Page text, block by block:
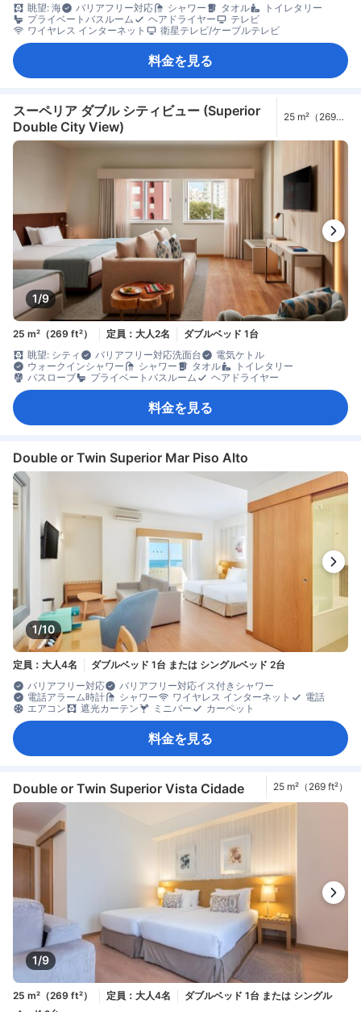
眺望: 海
バリアフリー対応 シャワー タオル
トイレタリー
プライベートバスルーム
ヘアドライヤー
テレビ
ワイヤレス インターネット
衛星テレビ/ケーブルテレビ
料金を見る
スーペリア ダブル シティビュー (Superior
Double City View)
25 m²（269
1/9
25 m²（269 ft²） 定員：大人2名
ダブルベッド 1台
眺望: シティ
バリアフリー対応洗面台
電気ケトル
ウォークインシャワー
シャワー タオル
トイレタリー
バスローブ
プライベートバスルーム ヘアドライヤー
料金を見る
Double or Twin Superior Mar Piso Alto
1/10
定員：大人4名
ダブルベッド 1台 または シングルベッド 2台
バリアフリー対応
バリアフリー対応イス付きシャワー
電話アラーム時計
シャワー ワイヤレス インターネット
電話
エアコン
遮光カーテン ミニバー カーペット
料金を見る
Double or Twin Superior Vista Cidade 25 m²（269 ft²）
1/9
25 m²（269 ft²） 定員：大人4名
ダブルベッド 1台 または シングル